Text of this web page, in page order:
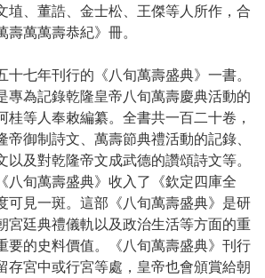
埴、董誥、金士松、王傑等人所作，合
萬萬壽恭紀》冊。
十七年刊行的《八旬萬壽盛典》一書。
專為記錄乾隆皇帝八旬萬壽慶典活動的
桂等人奉敕編纂。全書共一百二十卷，
帝御制詩文、萬壽節典禮活動的記錄、
及對乾隆帝文成武德的讚頌詩文等。
八旬萬壽盛典》收入了《欽定四庫全
可見一斑。這部《八旬萬壽盛典》是研
宮廷典禮儀軌以及政治生活等方面的重
要的史料價值。《八旬萬壽盛典》刊行
存宮中或行宮等處，皇帝也會頒賞給朝